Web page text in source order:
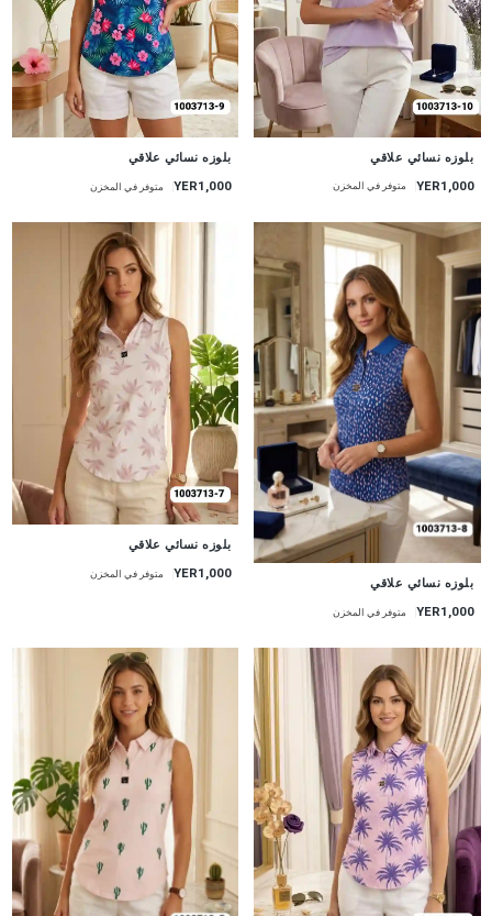
بلوزه نسائي علاقي
YER1,000 متوفر في المخزن
بلوزه نسائي علاقي
YER1,000 متوفر في المخزن
بلوزه نسائي علاقي
YER1,000 متوفر في المخزن
جديد
بلوزه نسائي علاقي
YER1,000 متوفر في المخزن